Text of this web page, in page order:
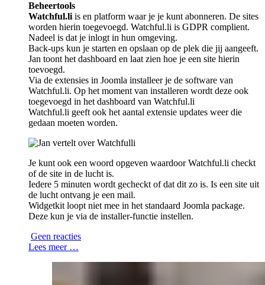
Beheertools
Watchful.li is en platform waar je je kunt abonneren. De sites
worden hierin toegevoegd. Watchful.li is GDPR complient.
Nadeel is dat je inlogt in hun omgeving.
Back-ups kun je starten en opslaan op de plek die jij aangeeft.
Jan toont het dashboard en laat zien hoe je een site hierin
toevoegd.
Via de extensies in Joomla installeer je de software van
Watchful.li. Op het moment van installeren wordt deze ook
toegevoegd in het dashboard van Watchful.li
Watchful.li geeft ook het aantal extensie updates weer die
gedaan moeten worden.
Je kunt ook een woord opgeven waardoor Watchful.li checkt
of de site in de lucht is.
Iedere 5 minuten wordt gecheckt of dat dit zo is. Is een site uit
de lucht ontvang je een mail.
Widgetkit loopt niet mee in het standaard Joomla package.
Deze kun je via de installer-functie instellen.
Geen reacties
Lees meer …